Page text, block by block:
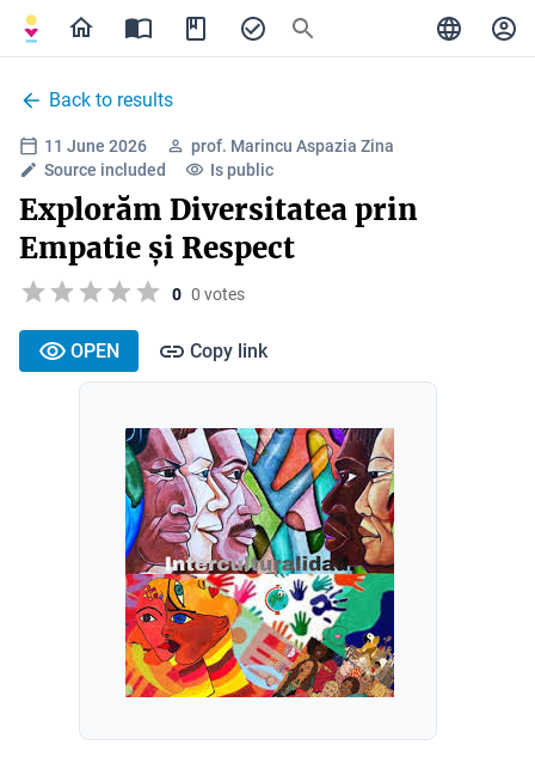
Back to results
11 June 2026
prof. Marincu Aspazia Zina
Source included
Is public
Explorăm Diversitatea prin
Empatie și Respect
0 0 votes
OPEN Copy link